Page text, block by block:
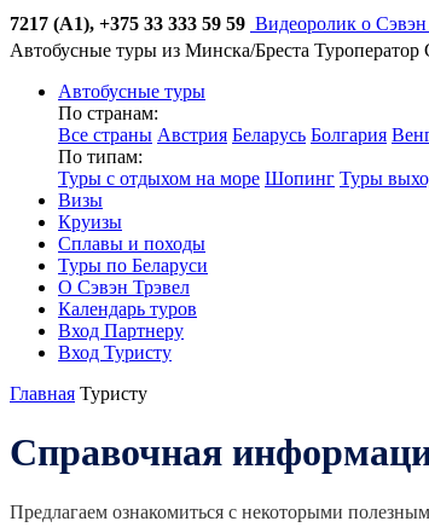
7217 (А1), +375 33 333 59 59 Видеоролик о Сэвэн
Автобусные туры из Минска/Бреста Туроператор
Автобусные туры
По странам:
Все страны Австрия Беларусь Болгария
По типам:
Туры с отдыхом на море Шопинг Туры
Визы
Круизы
Сплавы и походы
Туры по Беларуси
О Сэвэн Трэвел
Календарь туров
Вход Партнеру
Вход Туристу
Главная Туристу
Справочная
Предлагаем ознакомиться с некоторыми